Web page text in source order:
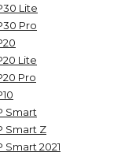
Lite
Pro
Lite
Pro
Smart
Smart Z
Smart 2021